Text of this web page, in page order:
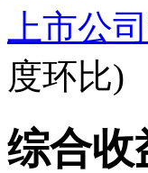
上市公
度环比)
综合收